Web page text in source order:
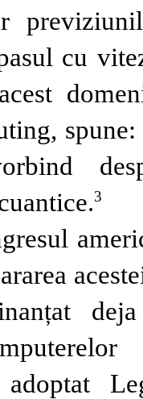
cu
3